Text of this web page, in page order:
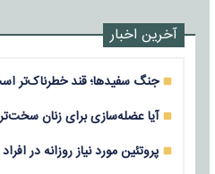
آخرین اخبار
جنگ سفیدها؛ قند خطرناک‌تر
آیا عضله‌سازی برای زنان
پروتئین مورد نیاز روزانه در